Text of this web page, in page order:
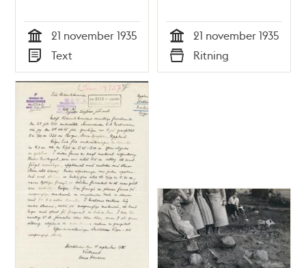
Tid
21 november 1935
Typ
Text Tid
21 november 1935
Typ
Ritning